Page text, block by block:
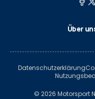
Über
Datenschutzerklärung
© 2026 Motorsport